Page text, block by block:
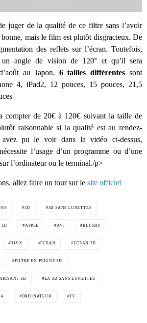
juger de la qualité de ce filtre sans l’avoir
bonne, mais le film est plutôt disgracieux. De
des reflets sur l’écran. Toutefois,
un angle de vision de 120° et qu’il sera
au Japon. 6 tailles différentes sont
4, iPad2, 12 pouces, 15 pouces, 21,5
compter de 20€ à 120€ suivant la taille de
raisonnable si la qualité est au rendez-
pu le voir dans la vidéo ci-dessus,
l’usage d’un programme ou d’une
l’ordinateur ou le terminal./p>
allez faire un tour sur le site officiel
3D 3D SANS LUNETTES
3D APPLE AVI BLURAY
DIVX ECRAN ECRAN 3D
FILTRE EN PEIGNE 3D
3D LA 3D SANS LUNETTES
ORDINATEUR TV